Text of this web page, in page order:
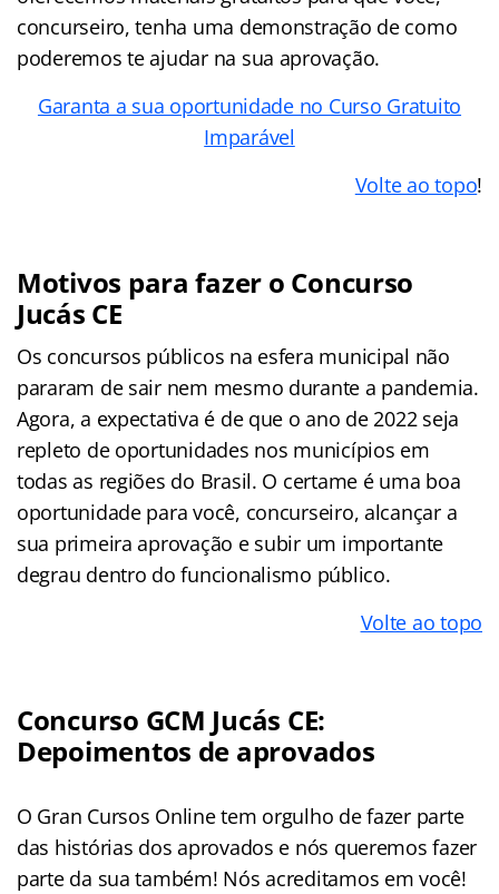
concurseiro, tenha uma demonstração de como
poderemos te ajudar na sua aprovação.
Garanta a sua oportunidade no Curso Gratuito
Imparável
Volte ao topo!
Motivos para fazer o Concurso
Jucás CE
Os concursos públicos na esfera municipal não
pararam de sair nem mesmo durante a pandemia.
Agora, a expectativa é de que o ano de 2022 seja
repleto de oportunidades nos municípios em
todas as regiões do Brasil. O certame é uma boa
oportunidade para você, concurseiro, alcançar a
sua primeira aprovação e subir um importante
degrau dentro do funcionalismo público.
Volte ao topo
Concurso GCM Jucás CE:
Depoimentos de aprovados
O Gran Cursos Online tem orgulho de fazer parte
das histórias dos aprovados e nós queremos fazer
parte da sua também! Nós acreditamos em você!